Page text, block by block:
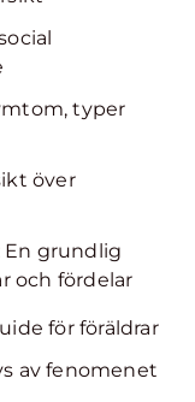
typer
över
En grundlig
och fördelar
för föräldrar
av fenomenet